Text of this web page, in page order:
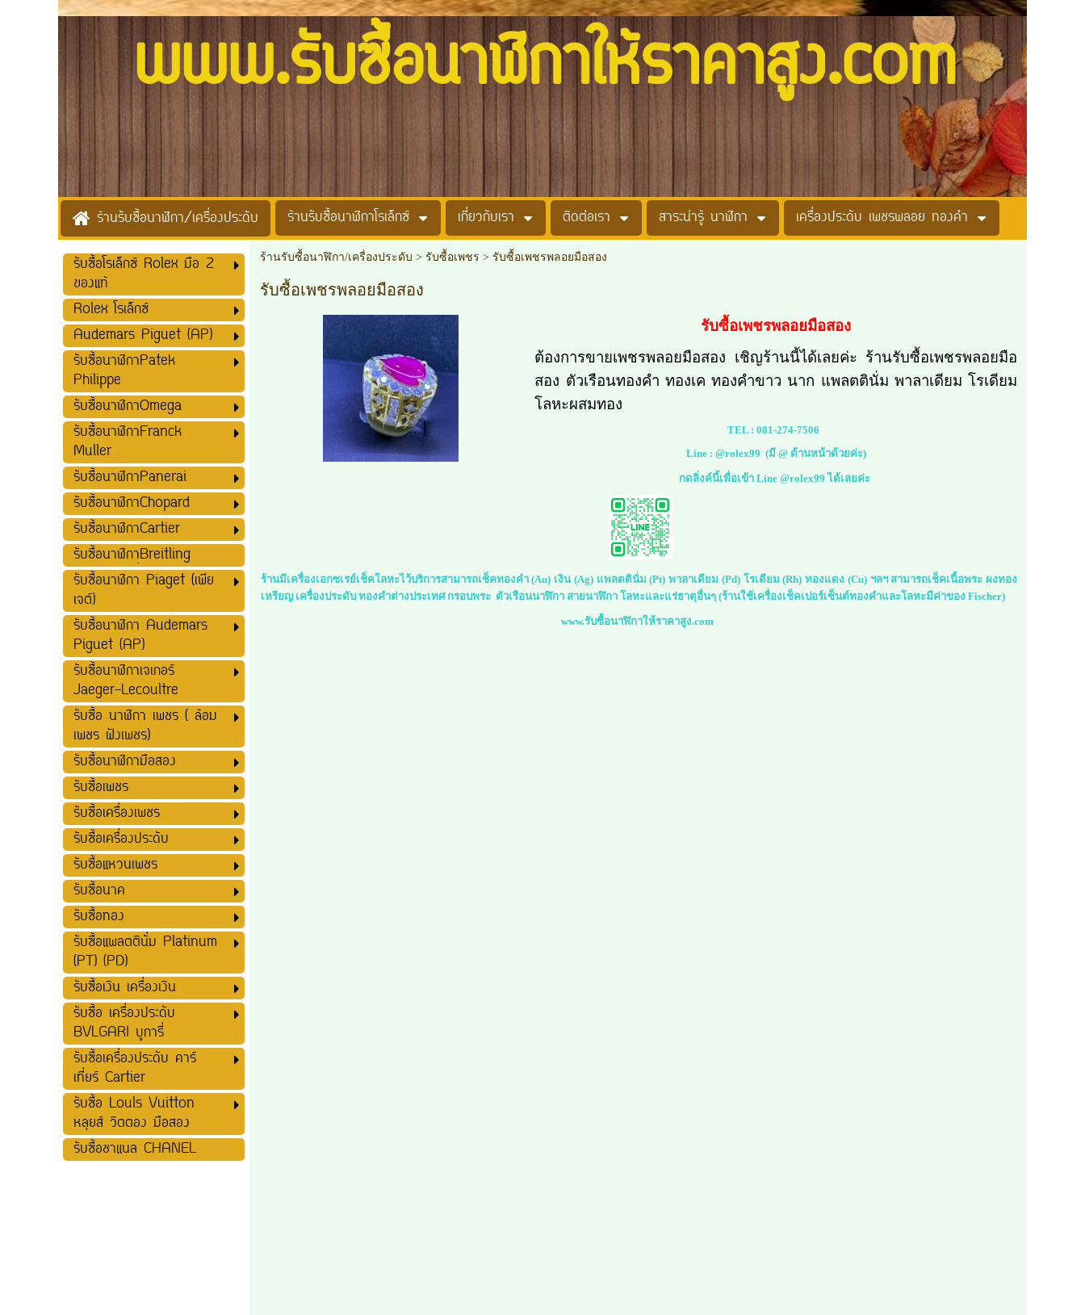
www.รับซื้อนาฬิกาให้ราคาสูง.com
ร้านรับซื้อนาฬิกา/เครื่องประดับ ร้านรับซื้อนาฬิกาโรเล็กซ์ เกี่ยวกับเรา ติดต่อเรา สาระน่ารู้ นาฬิกา เครื่องประดับ เพชรพลอย ทองคำ
รับซื้อโรเล็กซ์ Rolex มือ 2
ของแท้
Rolex โรเล็กซ์
Audemars Piguet (AP)
รับซื้อนาฬิกาPatek
Philippe
รับซื้อนาฬิกาOmega
รับซื้อนาฬิกาFranck
Muller
รับซื้อนาฬิกาPanerai
รับซื้อนาฬิกาChopard
รับซื้อนาฬิกาCartier
รับซื้อนาฬิกาฺฺBreitling
รับซื้อนาฬิกา Piaget (เพีย
เจต์)
รับซื้อนาฬิกา Audemars
Piguet (AP)
รับซื้อนาฬิกาเจเกอร์
Jaeger-Lecoultre
รับซื้อ นาฬิกา เพชร ( ล้อม
เพชร ฝังเพชร)
รับซื้อนาฬิกามือสอง
รับซื้อเพชร
รับซื้อเครื่องเพชร
รับซื้อเครื่องประดับ
รับซื้อแหวนเพชร
รับซื้อนาค
รับซื้อทอง
รับซื้อแพลตตินั่ม Platinum
(PT) (PD)
รับซื้อเงิน เครื่องเงิน
รับซื้อ เครื่องประดับ
BVLGARI บูการี่
รับซื้อเครื่องประดับ คาร์
เที่ยร์ Cartier
รับซื้อ Louls Vuitton
หลุยส์ วิตตอง มือสอง
รับซื้อชาแนล CHANEL
ร้านรับซื้อนาฬิกา/เครื่องประดับ > รับซื้อเพชร > รับซื้อเพชรพลอยมือสอง
รับซื้อเพชรพลอยมือสอง
รับซื้อเพชรพลอยมือสอง
ต้องการขายเพชรพลอยมือสอง เชิญร้านนี้ได้เลยค่ะ ร้านรับซื้อเพชรพลอยมือ
สอง ตัวเรือนทองคำ ทองเค ทองคำขาว นาก แพลตตินั่ม พาลาเดียม โรเดียม
โลหะผสมทอง
TEL : 081-274-7506
Line : @rolex99 (มี @ ด้านหน้าด้วยค่ะ)
กดลิ่งค์นี้เพื่อเข้า Line @rolex99 ได้เลยค่ะ
ร้านมีเครื่องเอกซเรย์เช็คโลหะไว้บริการสามารถเช็คทองคำ (Au) เงิน (Ag) แพลตตินั่ม (Pt) พาลาเดียม (Pd) โรเดียม (Rh) ทองแดง (Cu) ฯลฯ สามารถเช็คเนื้อพระ ผงทอง
เหรียญ เครื่องประดับ ทองคำต่างประเทศ กรอบพระ ตัวเรือนนาฬิกา สายนาฬิกา โลหะและแร่ธาตุอื่นๆ (ร้านใช้เครื่องเช็คเปอร์เซ็นต์ทองคำและโลหะมีค่าของ Fischer)
www.รับซื้อนาฬิกาให้ราคาสูง.com